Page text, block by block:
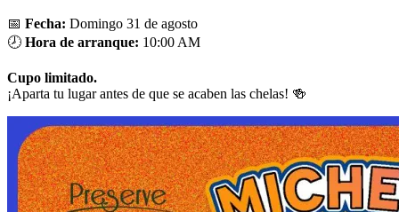
📅 Fecha: Domingo 31 de agosto
🕗 Hora de arranque: 10:00 AM
Cupo limitado.
¡Aparta tu lugar antes de que se acaben las chelas! 🍻